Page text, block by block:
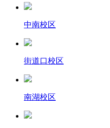
中南校区
街道口校区
南湖校区